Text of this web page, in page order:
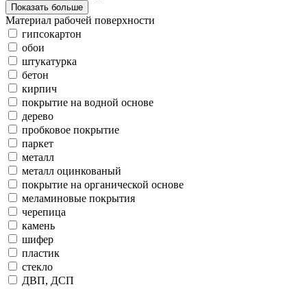
Показать больше
Материал рабочей поверхности
гипсокартон
обои
штукатурка
бетон
кирпич
покрытие на водной основе
дерево
пробковое покрытие
паркет
металл
металл оцинкованый
покрытие на органической основе
меламиновые покрытия
черепица
камень
шифер
пластик
стекло
ДВП, ДСП